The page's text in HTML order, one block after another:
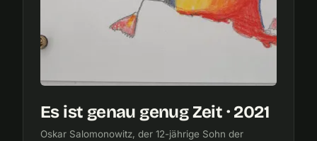
Es ist genau genug Zeit · 2021
Oskar Salomonowitz, der 12-jährige Sohn der